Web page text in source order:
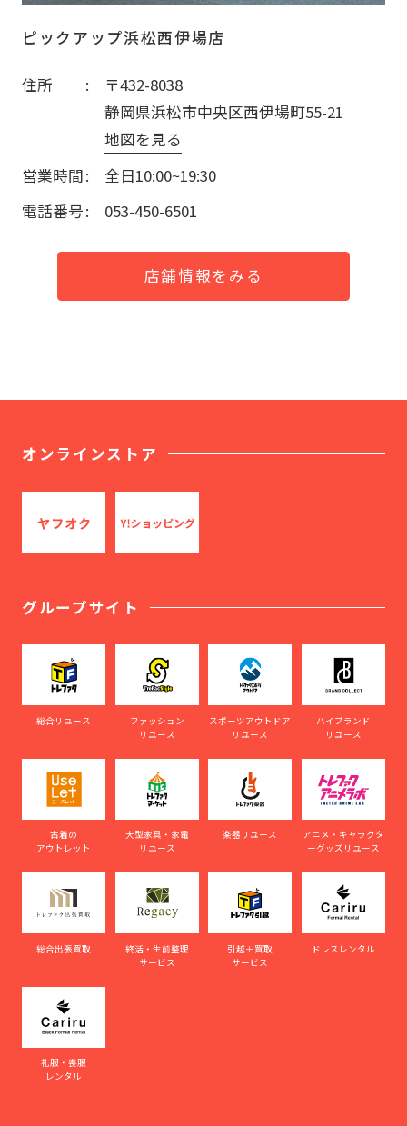
ピックアップ浜松西伊場店
住所
〒432-8038
静岡県浜松市中央区西伊場町55-21
地図を見る
営業時間
全日10:00~19:30
電話番号
053-450-6501
店舗情報をみる
オンラインストア
グループサイト
総合リユース
ファッション
リユース
スポーツアウトドア
リユース
ハイブランド
リユース
古着の
アウトレット
大型家具・家電
リユース
楽器リユース
アニメ・キャラクタ
ーグッズリユース
総合出張買取
終活・生前整理
サービス
引越＋買取
サービス
ドレスレンタル
礼服・喪服
レンタル